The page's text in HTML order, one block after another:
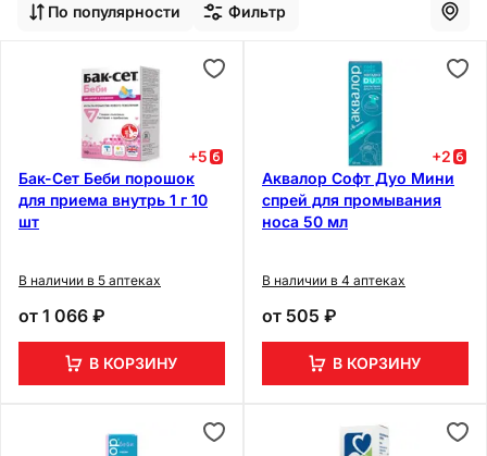
По популярности Фильтр
+5
Бак-Сет Беби порошок
для приема внутрь 1 г 10
шт
В наличии в 5 аптеках
от 1 066 ₽
В КОРЗИНУ
+2
Аквалор Софт Дуо Мини
спрей для промывания
носа 50 мл
В наличии в 4 аптеках
от 505 ₽
В КОРЗИНУ